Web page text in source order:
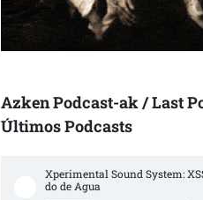
Azken Podcast-ak / Last
Últimos Podcasts
Xperimental Sound System:
do de Agua